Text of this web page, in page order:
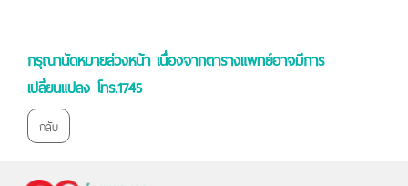
กรุณานัดหมายล่วงหน้า เนื่องจากตารางแพทย์อาจมีการ
เปลี่ยนแปลง โทร.1745
กลับ